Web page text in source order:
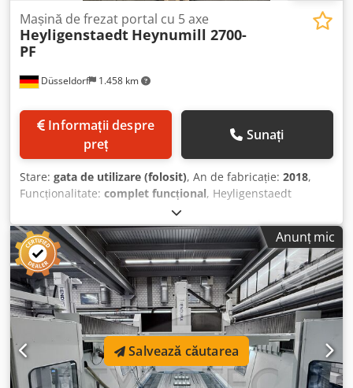
Düsseldorf 1.458 km
Mașină de frezat portal cu 5 axe
Heyligenstaedt Heynumill 2700-
PF
preț
Sunați
Stare: gata de utilizare (folosit), An de fabricație: 2018,
Funcționalitate: complet funcțional, Heyligenstaedt
Heynumill 2700-PF Mașină de frezat CNC portal cu 3/5 axe,
cu axă C integrată și capete de frezare interschimbabile.
Comandă Heidenhain TNC 430 Axa X Axa Y Axa Z 3.000 mm
4.000 mm 1.500 mm Dodpfx Ameyaazmebsck La Heynumill,
în anul 2018, instalația hidraulică a fost complet reînnoită,
toate cablurile electrice au fost schimbate, unitatea de
răcire a arborelui principal, ambii transportori
longitudinali au fost reînnoiți și capetele de frezare au fost
complet recondiționate. Întreaga reparație a costat 160.000
€. În anul 2020, cutia de viteze a frezei a fost schimbată.
Anunț mic
Salvează căutarea